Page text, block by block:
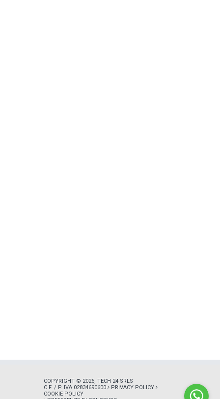
COPYRIGHT © 2026, TECH 24 SRLS
C.F. / P. IVA 02834690600
PRIVACY POLICY
COOKIE POLICY